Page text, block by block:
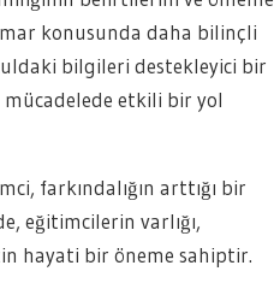
konusunda daha bilinçli
bilgileri destekleyici bir
mücadelede etkili bir yol
farkındalığın arttığı bir
eğitimcilerin varlığı,
hayati bir öneme sahiptir.